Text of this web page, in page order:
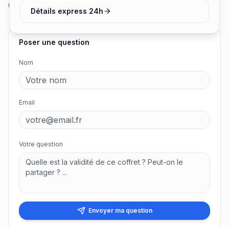
une question !
Poser une question
Nom
Email
Votre question
Envoyer ma question
Détails express 24h